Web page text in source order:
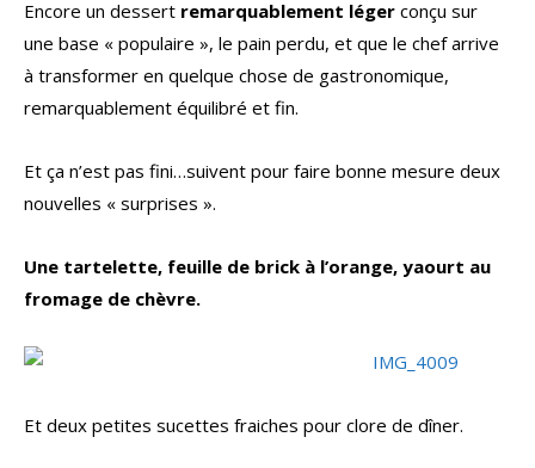
Encore un dessert remarquablement léger conçu sur
une base « populaire », le pain perdu, et que le chef arrive
à transformer en quelque chose de gastronomique,
remarquablement équilibré et fin.
Et ça n’est pas fini…suivent pour faire bonne mesure deux
nouvelles « surprises ».
Une tartelette, feuille de brick à l’orange, yaourt au
fromage de chèvre.
Et deux petites sucettes fraiches pour clore de dîner.